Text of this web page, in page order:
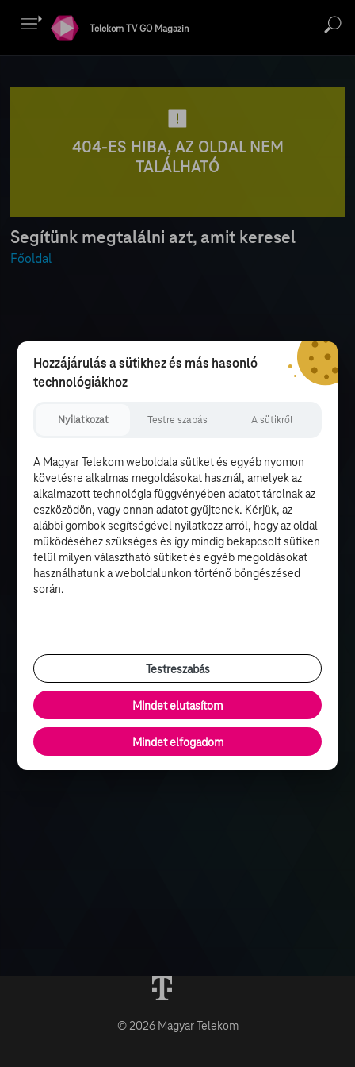
Telekom TV GO Magazin
404-ES HIBA, AZ OLDAL NEM
TALÁLHATÓ
Segítünk megtalálni azt, amit keresel
Főoldal
© 2026 Magyar Telekom
Hozzájárulás a sütikhez és más hasonló
technológiákhoz
Nyilatkozat Testre szabás A sütikről
A Magyar Telekom weboldala sütiket és egyéb nyomon
követésre alkalmas megoldásokat használ, amelyek az
alkalmazott technológia függvényében adatot tárolnak az
eszközödön, vagy onnan adatot gyűjtenek. Kérjük, az
alábbi gombok segítségével nyilatkozz arról, hogy az oldal
működéséhez szükséges és így mindig bekapcsolt sütiken
felül milyen választható sütiket és egyéb megoldásokat
használhatunk a weboldalunkon történő böngészésed
során.
Testreszabás
Mindet elutasítom
Mindet elfogadom